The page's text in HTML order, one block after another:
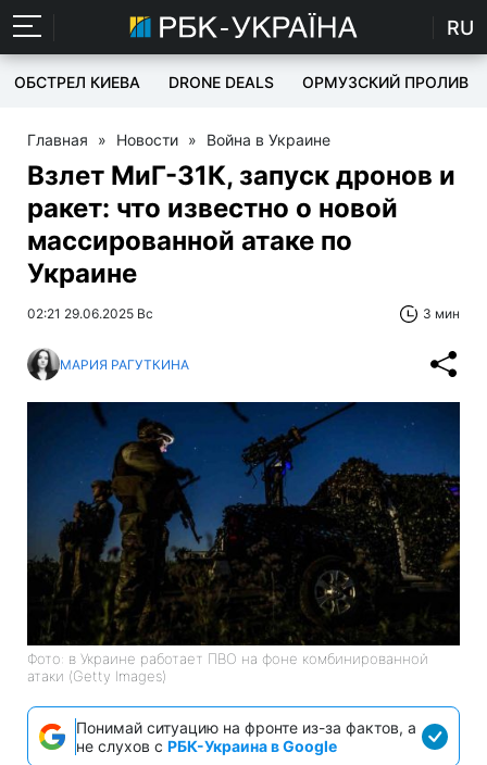
RU
ОБСТРЕЛ КИЕВА DRONE DEALS ОРМУЗСКИЙ ПРОЛИВ
Главная » Новости » Война в Украине
Взлет МиГ-31К, запуск дронов и
ракет: что известно о новой
массированной атаке по
Украине
02:21 29.06.2025 Вс 3 мин
МАРИЯ РАГУТКИНА
Фото: в Украине работает ПВО на фоне комбинированной
атаки (Getty Images)
Понимай ситуацию на фронте из-за фактов, а
не слухов с РБК-Украина в Google